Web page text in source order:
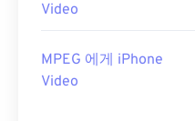
Video
MPEG 에게 iPhone
Video